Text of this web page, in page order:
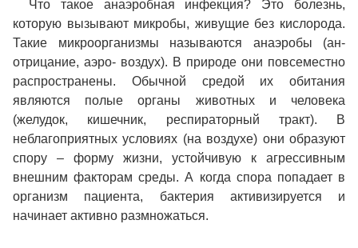
Что такое анаэробная инфекция? Это болезнь,
которую вызывают микробы, живущие без кислорода.
Такие микроорганизмы называются анаэробы (ан-
отрицание, аэро- воздух). В природе они повсеместно
распространены. Обычной средой их обитания
являются полые органы животных и человека
(желудок, кишечник, респираторный тракт). В
неблагоприятных условиях (на воздухе) они образуют
спору – форму жизни, устойчивую к агрессивным
внешним факторам среды. А когда спора попадает в
организм пациента, бактерия активизируется и
начинает активно размножаться.